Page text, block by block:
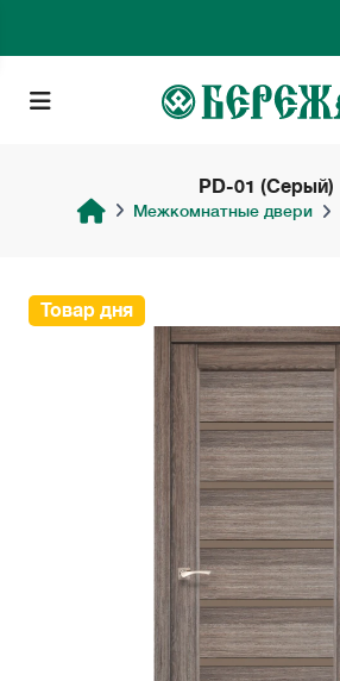
PD-01 (Серый)
Межкомнатные двери
Товар дня